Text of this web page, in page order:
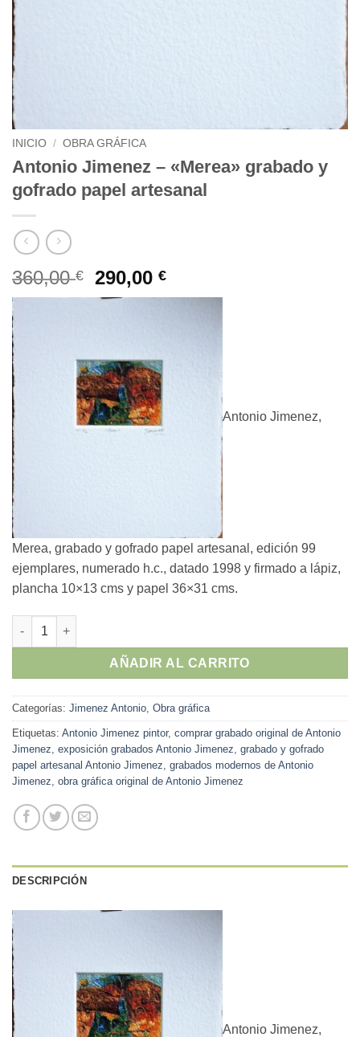
INICIO / OBRA GRÁFICA
Antonio Jimenez – «Merea» grabado y
gofrado papel artesanal
360,00€
El
precio
360,00 €.
290,00€El
precio
Antonio Jimenez,
Merea, grabado y gofrado papel artesanal, edición 99
ejemplares, numerado h.c., datado 1998 y firmado a lápiz,
plancha 10×13 cms y papel 36×31 cms.
Antonio Jimenez - "Merea" grabado y gofrado papel artesanal
AÑADIR AL CARRITO
Categorías: Jimenez Antonio Obra gráfica
Etiquetas: Antonio Jimenez pintor, comprar grabado original de Antonio
Jimenez exposición grabados Antonio Jimenez grabado y gofrado
papel artesanal Antonio Jimenez grabados modernos de Antonio
Jimenez obra gráfica original de Antonio Jimenez
DESCRIPCIÓN
Antonio Jimenez,